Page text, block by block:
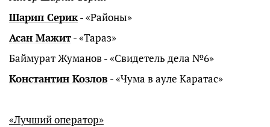
Шарип Серик- «Районы»
Асан Мажит- «Тараз»
Баймурат Жуманов - «Свидетель дела №6»
Константин Козлов- «Чума в ауле Каратас»
«Лучший оператор»